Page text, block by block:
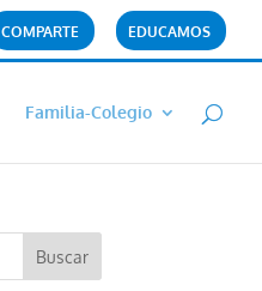
COMPARTE EDUCAMOS
Familia-Colegio